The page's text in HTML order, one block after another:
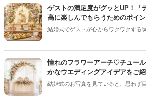
いないかな？」と、ちょっぴり心配になるこ
ストと、子育て真っ最中のパパママ（
かった！」と思ってもらうためには、
が大切です。今回は、お子様ゲストと
うための、素敵なおもてなしアイディ
ゲストの満足度がグッとUP！「
高に楽しんでもらうためのポイ
結婚式でゲストが心からワクワクする
半の「デザートタイム」です！中でも
は、ゲストのテンションが一番上がる
デザートビュッフェで絶対に押さえて
好評だった事例をご紹介します！
憧れのフラワーアーチ♡チュー
かなウエディングアイデアをご
結婚式のお写真を見ていると、思わず
チ」♡ お花をたっぷり使ったアーチ